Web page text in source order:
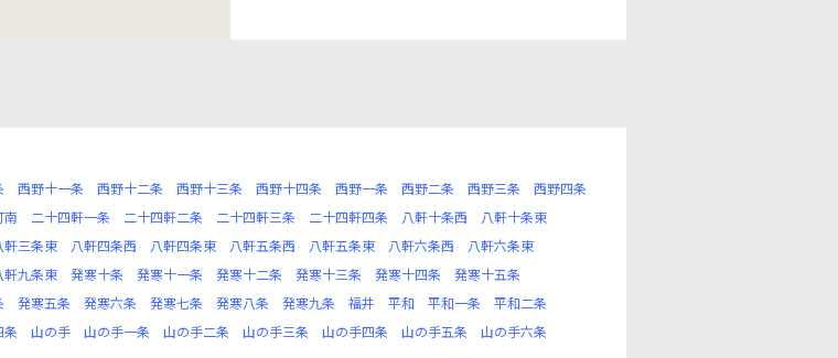
西野十一条 西野十二条 西野十三条 西野十四条 西野一条 西野二条 西野三条
西野四条
南 二十四軒一条 二十四軒二条 二十四軒三条 二十四軒四条 八軒十条西
八軒十条東
軒三条東 八軒四条西 八軒四条東 八軒五条西 八軒五条東 八軒六条西
八軒六条東
軒九条東 発寒十条 発寒十一条 発寒十二条 発寒十三条 発寒十四条
発寒十五条
発寒五条 発寒六条 発寒七条 発寒八条 発寒九条 福井 平和 平和一条
平和二条
条 山の手 山の手一条 山の手二条 山の手三条 山の手四条 山の手五条
山の手六条